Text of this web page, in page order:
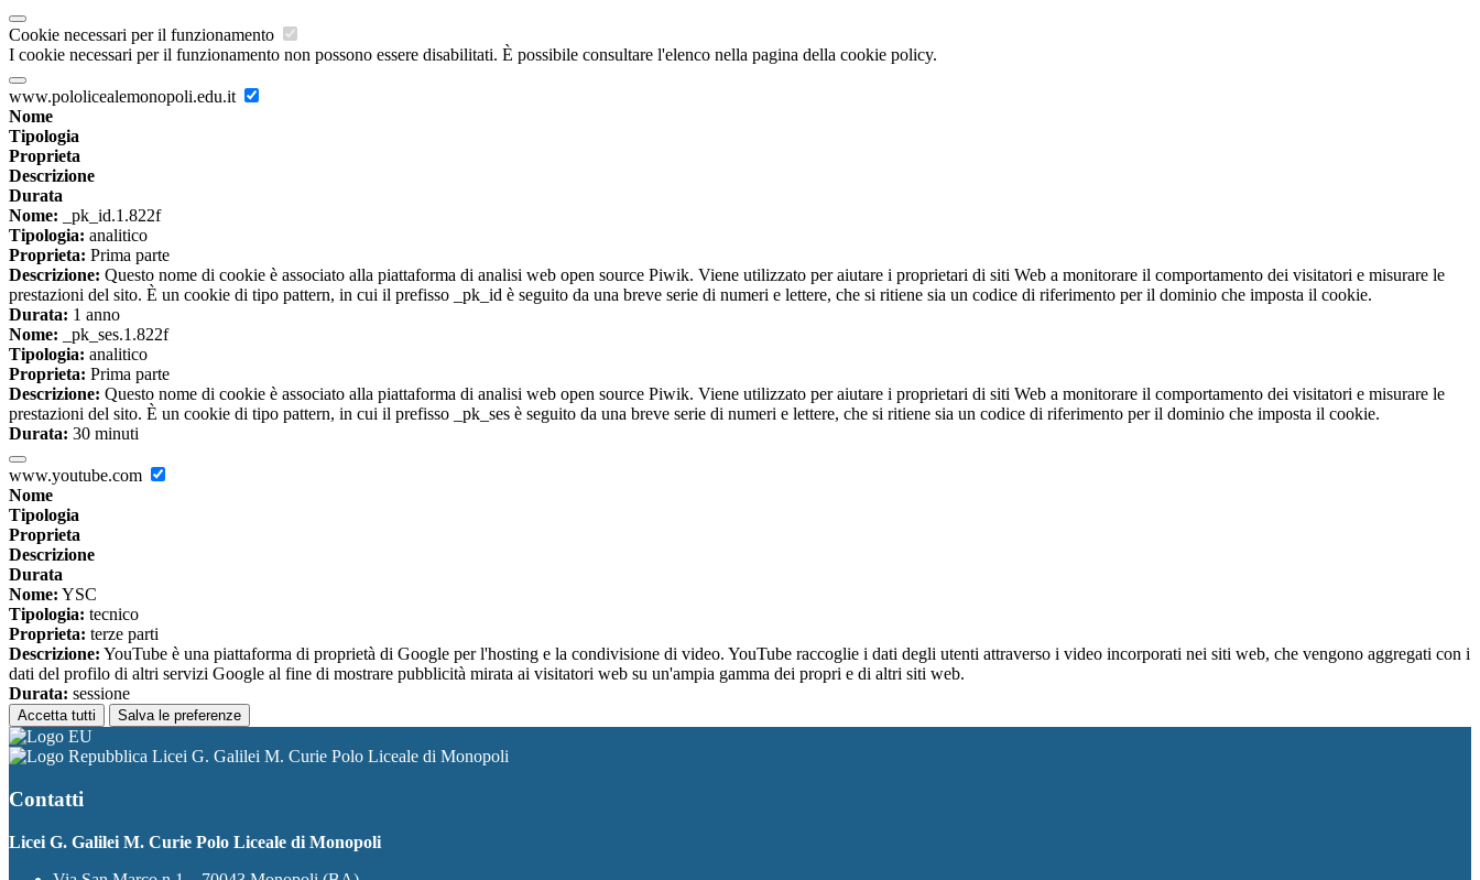
Cookie necessari per il funzionamento
I cookie necessari per il funzionamento non possono essere disabilitati. È possibile consultare l'elenco nella pagina della cookie policy.
www.pololicealemonopoli.edu.it
Nome
Tipologia
Proprieta
Descrizione
Durata
Nome: _pk_id.1.822f
Tipologia: analitico
Proprieta: Prima parte
Descrizione: Questo nome di cookie è associato alla piattaforma di analisi web open source Piwik. Viene utilizzato per aiutare i proprietari di siti Web a monitorare il comportamento dei visitatori e misurare le
prestazioni del sito. È un cookie di tipo pattern, in cui il prefisso _pk_id è seguito da una breve serie di numeri e lettere, che si ritiene sia un codice di riferimento per il dominio che imposta il cookie.
Durata: 1 anno
Nome: _pk_ses.1.822f
Tipologia: analitico
Proprieta: Prima parte
Descrizione: Questo nome di cookie è associato alla piattaforma di analisi web open source Piwik. Viene utilizzato per aiutare i proprietari di siti Web a monitorare il comportamento dei visitatori e misurare le
prestazioni del sito. È un cookie di tipo pattern, in cui il prefisso _pk_ses è seguito da una breve serie di numeri e lettere, che si ritiene sia un codice di riferimento per il dominio che imposta il cookie.
Durata: 30 minuti
www.youtube.com
Nome
Tipologia
Proprieta
Descrizione
Durata
Nome: YSC
Tipologia: tecnico
Proprieta: terze parti
Descrizione: YouTube è una piattaforma di proprietà di Google per l'hosting e la condivisione di video. YouTube raccoglie i dati degli utenti attraverso i video incorporati nei siti web, che vengono aggregati con i
dati del profilo di altri servizi Google al fine di mostrare pubblicità mirata ai visitatori web su un'ampia gamma dei propri e di altri siti web.
Durata: sessione
Accetta tutti Salva le preferenze
Licei G. Galilei M. Curie Polo Liceale di Monopoli
Contatti
Licei G. Galilei M. Curie Polo Liceale di Monopoli